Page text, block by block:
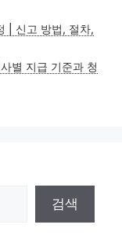
| 신고 방법, 절차,
별 지급 기준과 청
검색